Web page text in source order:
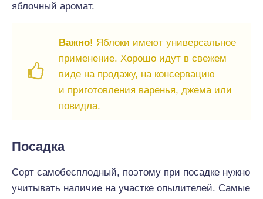
яблочный аромат.
Важно! Яблоки имеют универсальное
применение. Хорошо идут в свежем
виде на продажу, на консервацию
и приготовления варенья, джема или
повидла.
Посадка
Сорт самобесплодный, поэтому при посадке нужно
учитывать наличие на участке опылителей. Самые